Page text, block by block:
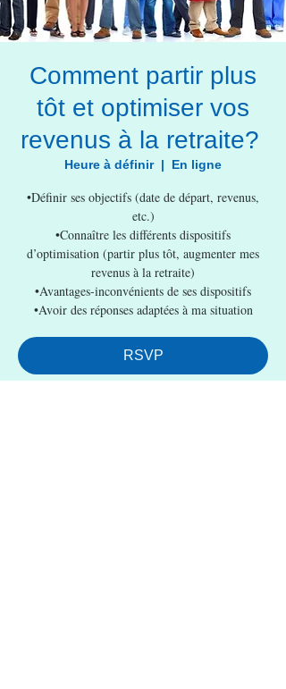
Comment partir plus
tôt et optimiser vos
revenus à la retraite?
Heure à définir
  |
En ligne
•Définir ses objectifs (date de départ, revenus,
etc.)
•Connaître les différents dispositifs
d’optimisation (partir plus tôt, augmenter mes
revenus à la retraite)
•Avantages-inconvénients de ses dispositifs
•Avoir des réponses adaptées à ma situation
RSVP